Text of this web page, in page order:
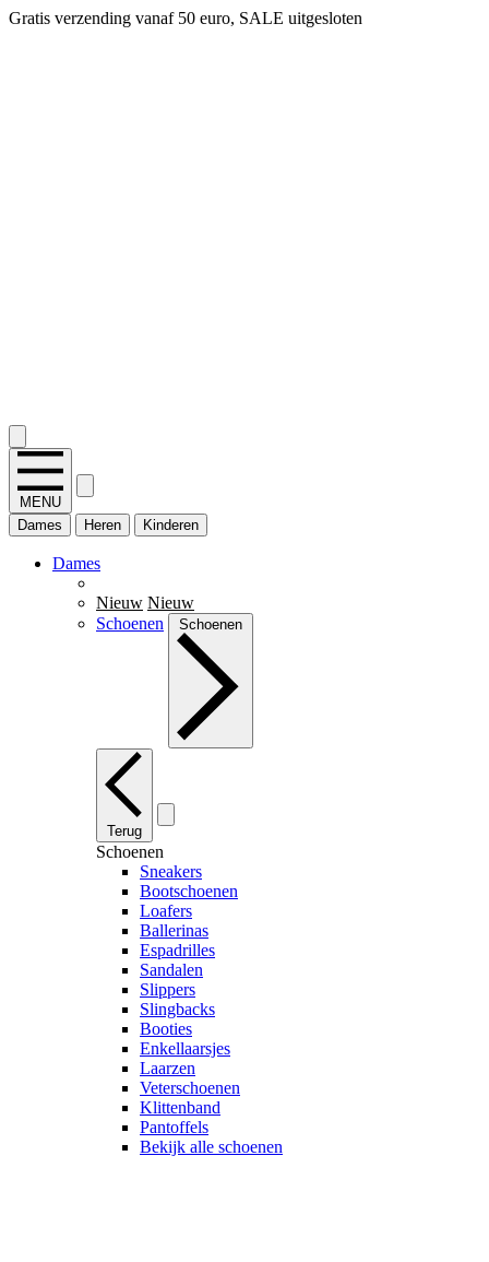
Gratis verzending vanaf 50 euro, SALE uitgesloten
MENU
Dames
Heren Kinderen
Dames
Nieuw Nieuw
Schoenen
Schoenen
Terug
Schoenen
Sneakers
Bootschoenen
Loafers
Ballerinas
Espadrilles
Sandalen
Slippers
Slingbacks
Booties
Enkellaarsjes
Laarzen
Veterschoenen
Klittenband
Pantoffels
Bekijk alle schoenen